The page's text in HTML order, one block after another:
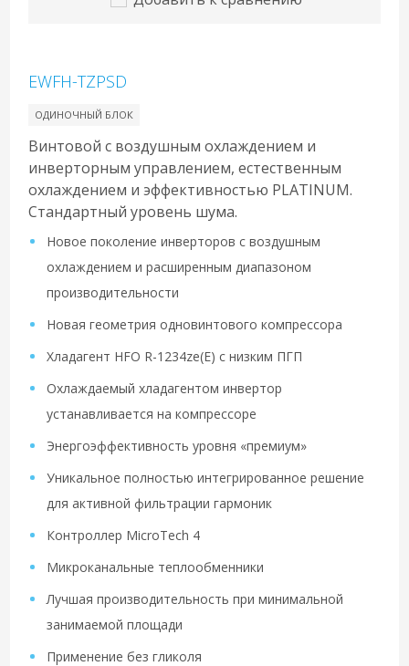
EWFH-TZPSD
ОДИНОЧНЫЙ БЛОК
Винтовой с воздушным охлаждением и
инверторным управлением, естественным
охлаждением и эффективностью PLATINUM.
Стандартный уровень шума.
Новое поколение инверторов с воздушным
охлаждением и расширенным диапазоном
производительности
Новая геометрия одновинтового компрессора
Хладагент HFO R-1234ze(E) с низким ПГП
Охлаждаемый хладагентом инвертор
устанавливается на компрессоре
Энергоэффективность уровня «премиум»
Уникальное полностью интегрированное решение
для активной фильтрации гармоник
Контроллер MicroTech 4
Микроканальные теплообменники
Лучшая производительность при минимальной
занимаемой площади
Применение без гликоля